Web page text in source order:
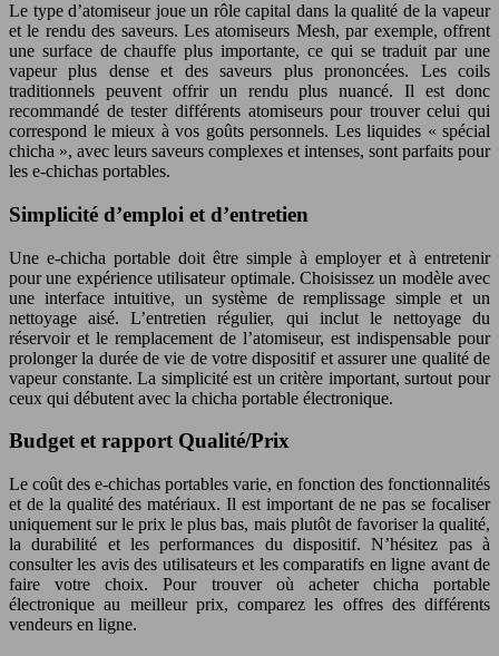
Le type d’atomiseur joue un rôle capital dans la qualité de la vapeur
et le rendu des saveurs. Les atomiseurs Mesh, par exemple, offrent
une surface de chauffe plus importante, ce qui se traduit par une
vapeur plus dense et des saveurs plus prononcées. Les coils
traditionnels peuvent offrir un rendu plus nuancé. Il est donc
recommandé de tester différents atomiseurs pour trouver celui qui
correspond le mieux à vos goûts personnels. Les liquides « spécial
chicha », avec leurs saveurs complexes et intenses, sont parfaits pour
les e-chichas portables.
Simplicité d’emploi et d’entretien
Une e-chicha portable doit être simple à employer et à entretenir
pour une expérience utilisateur optimale. Choisissez un modèle avec
une interface intuitive, un système de remplissage simple et un
nettoyage aisé. L’entretien régulier, qui inclut le nettoyage du
réservoir et le remplacement de l’atomiseur, est indispensable pour
prolonger la durée de vie de votre dispositif et assurer une qualité de
vapeur constante. La simplicité est un critère important, surtout pour
ceux qui débutent avec la chicha portable électronique.
Budget et rapport Qualité/Prix
Le coût des e-chichas portables varie, en fonction des fonctionnalités
et de la qualité des matériaux. Il est important de ne pas se focaliser
uniquement sur le prix le plus bas, mais plutôt de favoriser la qualité,
la durabilité et les performances du dispositif. N’hésitez pas à
consulter les avis des utilisateurs et les comparatifs en ligne avant de
faire votre choix. Pour trouver où acheter chicha portable
électronique au meilleur prix, comparez les offres des différents
vendeurs en ligne.